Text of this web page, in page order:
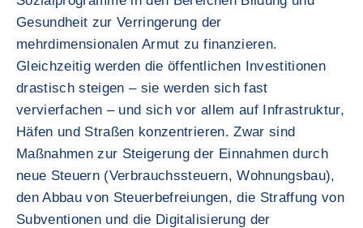
Gesundheit zur Verringerung der
mehrdimensionalen Armut zu finanzieren.
Gleichzeitig werden die öffentlichen Investitionen
drastisch steigen – sie werden sich fast
vervierfachen – und sich vor allem auf Infrastruktur,
Häfen und Straßen konzentrieren. Zwar sind
Maßnahmen zur Steigerung der Einnahmen durch
neue Steuern (Verbrauchssteuern, Wohnungsbau),
den Abbau von Steuerbefreiungen, die Straffung von
Subventionen und die Digitalisierung der